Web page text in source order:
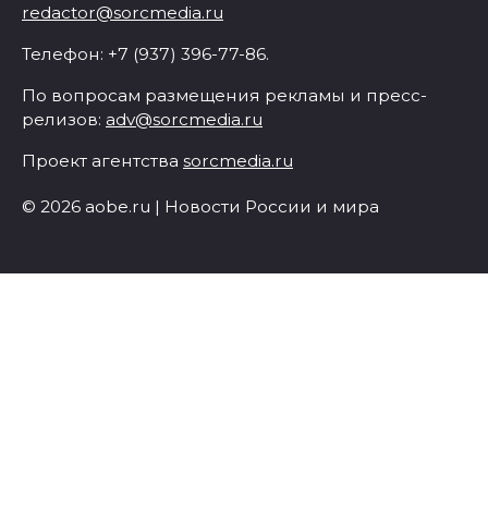
redactor@sorcmedia.ru
Телефон: +7 (937) 396-77-86.
По вопросам размещения рекламы и пресс-
релизов: adv@sorcmedia.ru
Проект агентства sorcmedia.ru
© 2026 aobe.ru | Новости России и мира